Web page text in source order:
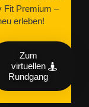
Fit Premium –
erleben!
Zum
virtuellen
Rundgang